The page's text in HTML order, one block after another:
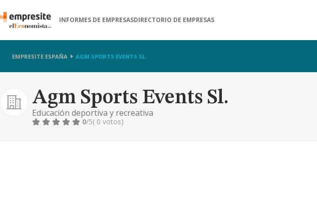
INFORMES DE EMPRESASDIRECTORIO DE EMPRESAS
EMPRESITE ESPAÑA AGM SPORTS EVENTS SL.
Agm Sports Events Sl.
Educación deportiva y recreativa
0/5( 0 votos)